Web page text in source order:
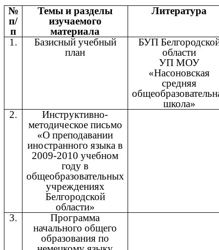
№
п/
п
Темы и разделы
изучаемого
материала
Литература
1.
Базисный учебный
план
БУП
области
УП МОУ
«Насоновская
средняя
школа»
2.
Инструктивно-
методическое письмо
«О преподавании
иностранного языка в
2009-2010 учебном
году в
общеобразовательных
учреждениях
Белгородской
области»
3.
Программа
начального общего
образования по